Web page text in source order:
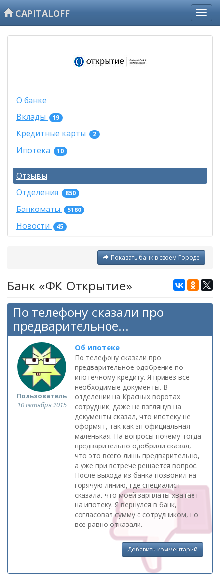
CAPITALOFF
О банке
Вклады
19
Кредитные карты 2
Ипотека 10
Отзывы
Отделения
850
Банкоматы 5180
Новости 45
Показать банк в своем Городе
Банк «ФК Открытие»
По телефону сказали про
предварительное...
Пользователь
10 октября 2015
Об ипотеке
По телефону сказали про
предварительное одобрение по
ипотечному кредиту. Я привез все
необходимые документы. В
отделении на Красных воротах
сотрудник, даже не взглянув на
документы сказал, что ипотеку не
оформят, так как зп официальная
маленькая. На вопросы почему тогда
предварительно одобрили сказал,
что это всего лишь предварительно,
а уже при встрече решается вопрос.
После выхода из банка позвонил на
горячую линию, где специалист
сказала, что моей зарплаты хватает
на ипотеку. Я вернулся в банк,
согласовал сумму с сотрудником, но
все равно отказали.
Добавить комментарий